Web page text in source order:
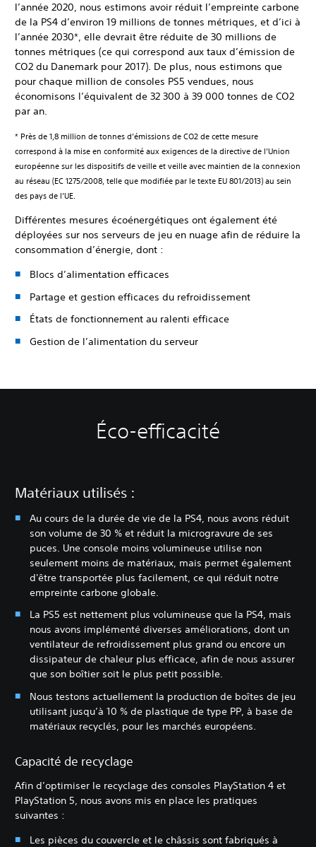
l’année 2020, nous estimons avoir réduit l’empreinte carbone
de la PS4 d’environ 19 millions de tonnes métriques, et d’ici à
l’année 2030*, elle devrait être réduite de 30 millions de
tonnes métriques (ce qui correspond aux taux d’émission de
CO2 du Danemark pour 2017). De plus, nous estimons que
pour chaque million de consoles PS5 vendues, nous
économisons l’équivalent de 32 300 à 39 000 tonnes de CO2
par an.
* Près de 1,8 million de tonnes d’émissions de CO2 de cette mesure
correspond à la mise en conformité aux exigences de la directive de l’Union
européenne sur les dispositifs de veille et veille avec maintien de la connexion
au réseau (EC 1275/2008, telle que modifiée par le texte EU 801/2013) au sein
des pays de l’UE.
Différentes mesures écoénergétiques ont également été
déployées sur nos serveurs de jeu en nuage afin de réduire la
consommation d’énergie, dont :
Blocs d’alimentation efficaces
Partage et gestion efficaces du refroidissement
États de fonctionnement au ralenti efficace
Gestion de l’alimentation du serveur
Éco-efficacité
Matériaux utilisés :
Au cours de la durée de vie de la PS4, nous avons réduit
son volume de 30 % et réduit la microgravure de ses
puces. Une console moins volumineuse utilise non
seulement moins de matériaux, mais permet également
d'être transportée plus facilement, ce qui réduit notre
empreinte carbone globale.
La PS5 est nettement plus volumineuse que la PS4, mais
nous avons implémenté diverses améliorations, dont un
ventilateur de refroidissement plus grand ou encore un
dissipateur de chaleur plus efficace, afin de nous assurer
que son boîtier soit le plus petit possible.
Nous testons actuellement la production de boîtes de jeu
utilisant jusqu’à 10 % de plastique de type PP, à base de
matériaux recyclés, pour les marchés européens.
Capacité de recyclage
Afin d’optimiser le recyclage des consoles PlayStation 4 et
PlayStation 5, nous avons mis en place les pratiques
suivantes :
Les pièces du couvercle et le châssis sont fabriqués à